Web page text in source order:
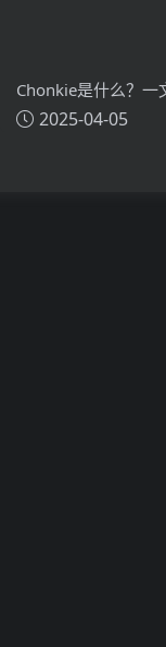
Chonkie是什么？一
Chonkie的技术原理
2025-04-05